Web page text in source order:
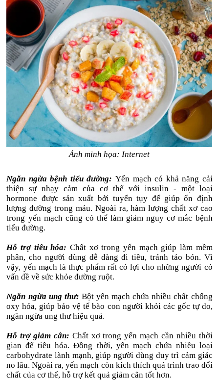
Ảnh minh họa: Internet
Ngăn ngừa bệnh tiểu đường: Yến mạch có khả năng cải
thiện sự nhạy cảm của cơ thể với insulin - một loại
hormone được sản xuất bởi tuyến tụy để giúp ổn định
lượng đường trong máu. Ngoài ra, hàm lượng chất xơ cao
trong yến mạch cũng có thể làm giảm nguy cơ mắc bệnh
tiểu đường.
Hỗ trợ tiêu hóa: Chất xơ trong yến mạch giúp làm mềm
phân, cho người dùng dễ dàng đi tiêu, tránh táo bón. Vì
vậy, yến mạch là thực phẩm rất có lợi cho những người có
vấn đề về sức khỏe đường ruột.
Ngăn ngừa ung thư: Bột yến mạch chứa nhiều chất chống
oxy hóa, giúp bảo vệ tế bào con người khỏi các gốc tự do,
ngăn ngừa ung thư hiệu quả.
Hỗ trợ giảm cân: Chất xơ trong yến mạch cần nhiều thời
gian để tiêu hóa. Đồng thời, yến mạch chứa nhiều loại
carbohydrate lành mạnh, giúp người dùng duy trì cảm giác
no lâu. Ngoài ra, yến mạch còn kích thích quá trình trao đổi
chất của cơ thể, hỗ trợ kết quả giảm cân tốt hơn.